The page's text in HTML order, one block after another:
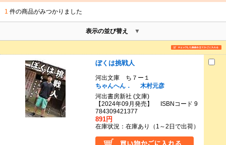
1 件の商品がみつかりました
表示の並び替え
ぼくは挑戦人
河出文庫 ち７ー１
ちゃんへん．
木村元彦
河出書房新社 (文庫)
【2024年09月発売】 ISBNコード 9
784309421377
891円
在庫状況：在庫あり（1～2日で出荷）